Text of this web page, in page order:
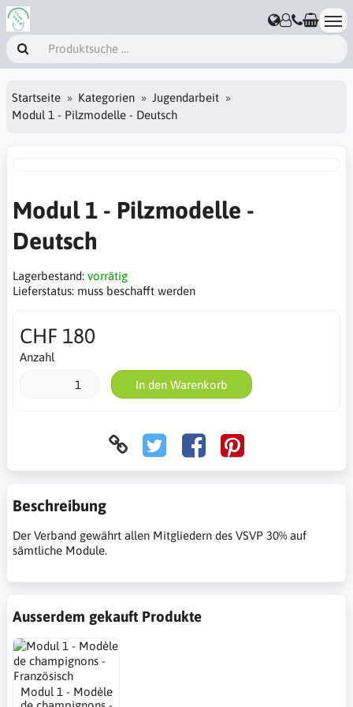
Startseite Kategorien
Jugendarbeit
Modul 1 - Pilzmodelle - Deutsch
Modul 1 - Pilzmodelle -
Deutsch
Lagerbestand: vorrätig
Lieferstatus: muss beschafft werden
CHF 180
Anzahl
In den Warenkorb
Beschreibung
Der Verband gewährt allen Mitgliedern des VSVP 30% auf
sämtliche Module.
Ausserdem gekauft Produkte
Modul 1 - Modèle